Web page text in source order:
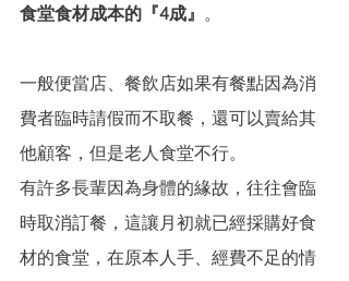
食堂食材成本的『4成』 。
一般便當店、餐飲店如果有餐點因為消
費者臨時請假而不取餐，還可以賣給其
他顧客，但是老人食堂不行。
有許多長輩因為身體的緣故，往往會臨
時取消訂餐，這讓月初就已經採購好食
材的食堂，在原本人手、經費不足的情